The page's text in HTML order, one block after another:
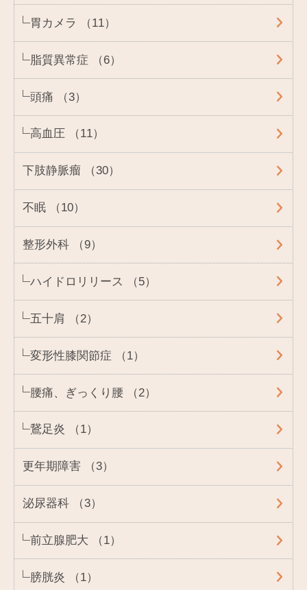
胃カメラ （11）
脂質異常症 （6）
頭痛 （3）
高血圧 （11）
下肢静脈瘤 （30）
不眠 （10）
整形外科 （9）
ハイドロリリース （5）
五十肩 （2）
変形性膝関節症 （1）
腰痛、ぎっくり腰 （2）
鵞足炎 （1）
更年期障害 （3）
泌尿器科 （3）
前立腺肥大 （1）
膀胱炎 （1）